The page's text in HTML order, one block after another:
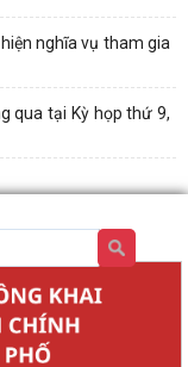
nghĩa vụ tham gia
qua tại Kỳ họp thứ 9,